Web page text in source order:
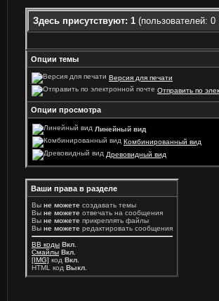
Здесь присутствуют: 1 (пользователей: 0
Опции темы
Версия для печати
Отправить по
Опции просмотра
Линейный вид
Комбинированный вид
Древовидный вид
Ваши права в разделе
Вы не можете создавать темы
Вы не можете отвечать на сообщения
Вы не можете прикреплять файлы
Вы не можете редактировать сообщения
BB коды Вкл.
Смайлы Вкл.
[IMG] код Вкл.
HTML код Выкл.